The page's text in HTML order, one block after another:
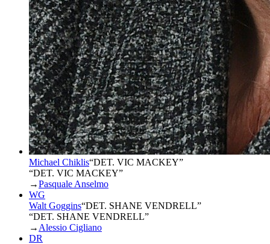
Michael Chiklis“DET. VIC MACKEY”
“DET. VIC MACKEY”
→Pasquale Anselmo
WG
Walt Goggins“DET. SHANE VENDRELL”
“DET. SHANE VENDRELL”
→ Alessio Cigliano
DR